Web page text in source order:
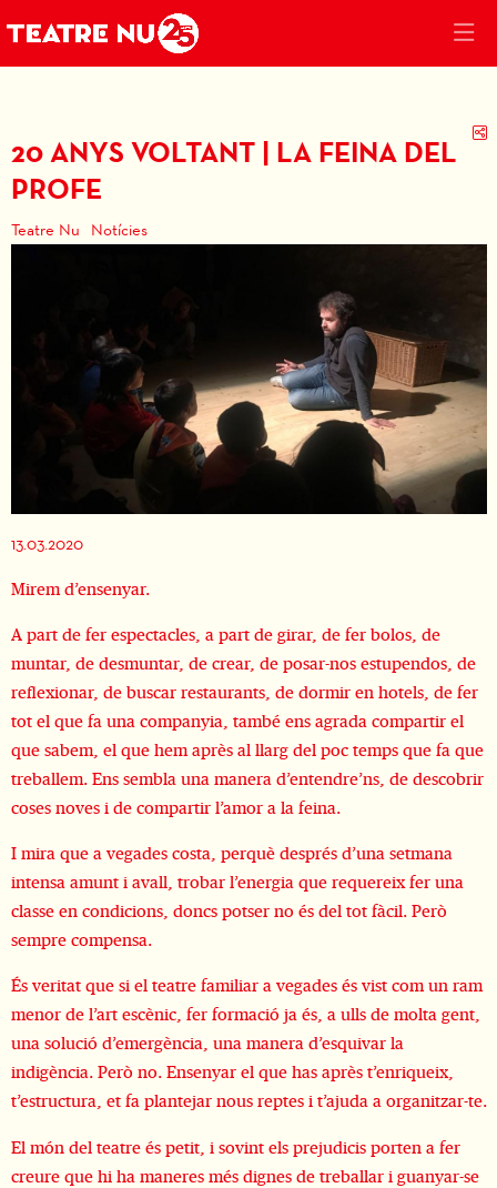
20 ANYS VOLTANT | LA FEINA DEL
PROFE
Teatre Nu Notícies
13.03.2020
Mirem d’ensenyar.
A part de fer espectacles, a part de girar, de fer bolos, de
muntar, de desmuntar, de crear, de posar-nos estupendos, de
reflexionar, de buscar restaurants, de dormir en hotels, de fer
tot el que fa una companyia, també ens agrada compartir el
que sabem, el que hem après al llarg del poc temps que fa que
treballem. Ens sembla una manera d’entendre’ns, de descobrir
coses noves i de compartir l’amor a la feina.
I mira que a vegades costa, perquè després d’una setmana
intensa amunt i avall, trobar l’energia que requereix fer una
classe en condicions, doncs potser no és del tot fàcil. Però
sempre compensa.
És veritat que si el teatre familiar a vegades és vist com un ram
menor de l’art escènic, fer formació ja és, a ulls de molta gent,
una solució d’emergència, una manera d’esquivar la
indigència. Però no. Ensenyar el que has après t’enriqueix,
t’estructura, et fa plantejar nous reptes i t’ajuda a organitzar-te.
El món del teatre és petit, i sovint els prejudicis porten a fer
creure que hi ha maneres més dignes de treballar i guanyar-se